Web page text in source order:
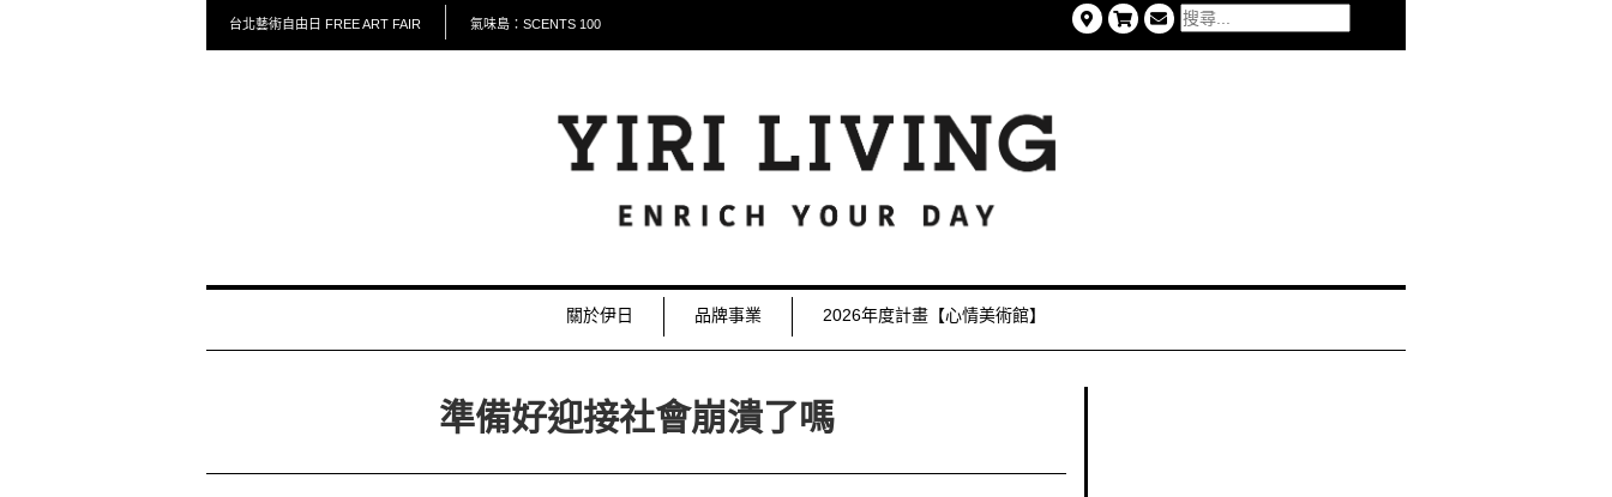
台北藝術自由日 FREE ART FAIR 氣味島：SCENTS 100
關於伊日 品牌事業 2026年度計畫【心情美術館】
準備好迎接社會崩潰了嗎